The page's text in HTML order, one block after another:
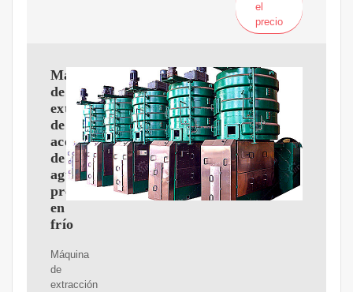
el
precio
Máquina
de
extracción
de
aceite
de
aguacate,
prensado
en
frío
Máquina
de
extracción